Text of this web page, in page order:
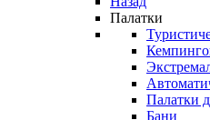
Палатки
Палатки
Бани